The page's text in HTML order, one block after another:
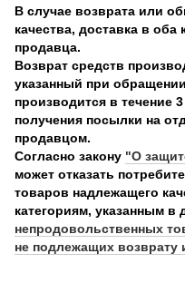
В случае возврата или
качества, доставка в оба
продавца.
Возврат средств
указанный при
производится в течение
получения посылки на
продавцом.
Согласно закону "О
может отказать
товаров надлежащего
категориям, указанным
непродовольственных
не подлежащих возврату